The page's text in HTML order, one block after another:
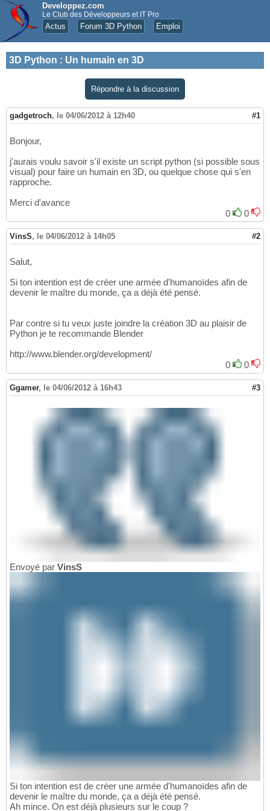
Developpez.com
Le Club des Développeurs et IT Pro
Actus Forum 3D Python Emploi
3D Python : Un humain en 3D
Répondre à la discussion
gadgetroch, le 04/06/2012 à 12h40 #1
Bonjour,
j'aurais voulu savoir s'il existe un script python (si possible sous
visual) pour faire un humain en 3D, ou quelque chose qui s'en
rapproche.
Merci d'avance
0
0
VinsS, le 04/06/2012 à 14h05 #2
Salut,
Si ton intention est de créer une armée d'humanoïdes afin de
devenir le maître du monde, ça a déjà été pensé.
Par contre si tu veux juste joindre la création 3D au plaisir de
Python je te recommande Blender
http://www.blender.org/development/
0
0
Ggamer, le 04/06/2012 à 16h43 #3
Envoyé par VinsS
Si ton intention est de créer une armée d'humanoïdes afin de
devenir le maître du monde, ça a déjà été pensé.
Ah mince. On est déjà plusieurs sur le coup ?